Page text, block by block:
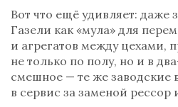
Вот что ещё удивляет: даже
Газели как «мула» для
и агрегатов между цехами,
не только по полу, но и в
смешное — те же заводские
в сервис за заменой